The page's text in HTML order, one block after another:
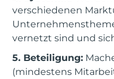
verschiedenen
vernetzt sind und
5. Beteiligung:
(mindestens